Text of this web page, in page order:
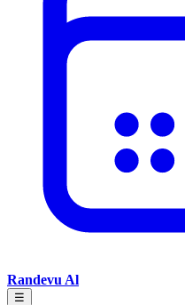
Randevu Al
☰